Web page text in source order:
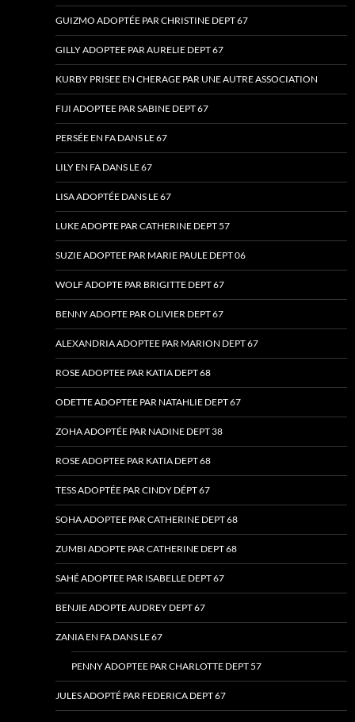
GUIZMO ADOPTÉE PAR CHRISTINE DEPT 67
GILLY ADOPTEE PAR AURELIE DEPT 67
KURBY PRISEE EN CHERAGE PAR UNE AUTRE ASSOCIATION
FIJI ADOPTEE PAR SABINE DEPT 67
PERSÉE EN FA DANS LE 67
LILY EN FA DANS LE 67
LISA ADOPTÉE DANS LE 67
LUKE ADOPTE PAR CATHERINE DEPT 57
SUZIE ADOPTEE PAR MARIE PAULE DEPT 06
WOLF ADOPTE PAR BRIGITTE DEPT 67
BENNY ADOPTE PAR OLIVIER DEPT 67
ALEXANDRIA ADOPTEE PAR MARION DEPT 67
ROSE ADOPTEE PAR KATIA DEPT 68
ODETTE ADOPTEE PAR NATAHLIE DEPT 67
ZOHA ADOPTÉE PAR NADINE DEPT 38
ROSE ADOPTEE PAR KATIA DEPT 68
TESS ADOPTÉE PAR CINDY DÉPT 67
SOHA ADOPTEE PAR CATHERINE DEPT 68
ZUMBI ADOPTE PAR CATHERINE DEPT 68
SAHÉ ADOPTEE PAR ISABELLE DEPT 67
BENJIE ADOPTE AUDREY DEPT 67
ZANIA EN FA DANS LE 67
PENNY ADOPTEE PAR CHARLOTTE DEPT 57
JULES ADOPTÉ PAR FEDERICA DEPT 67